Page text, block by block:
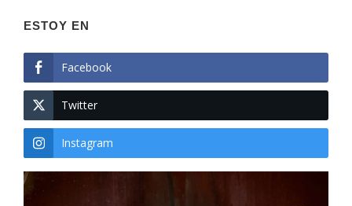
ESTOY EN
Facebook
Twitter
Instagram